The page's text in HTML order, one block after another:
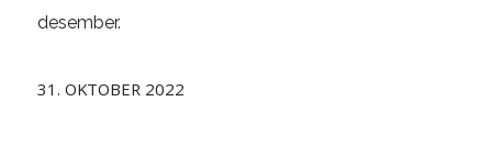
desember.
31. OKTOBER 2022